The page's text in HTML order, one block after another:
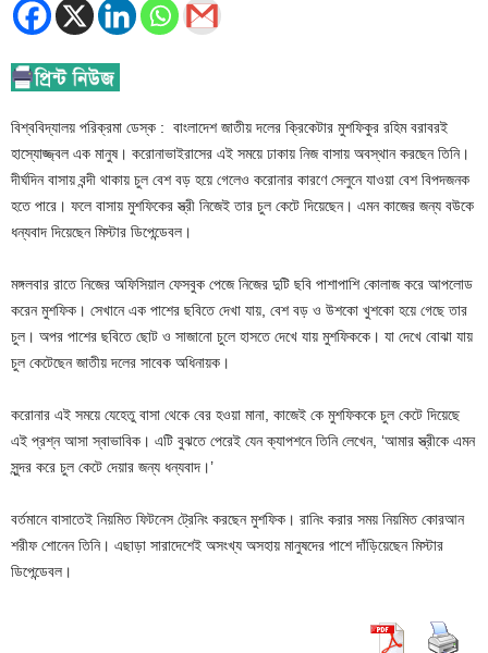
বিশ্ববিদ্যালয় পরিক্রমা ডেস্ক : বাংলাদেশ জাতীয় দলের ক্রিকেটার মুশফিকুর রহিম বরাবরই
হাস্যোজ্জ্বল এক মানুষ। করোনাভাইরাসের এই সময়ে ঢাকায় নিজ বাসায় অবস্থান করছেন তিনি।
দীর্ঘদিন বাসায় বন্দী থাকায় চুল বেশ বড় হয়ে গেলেও করোনার কারণে সেলুনে যাওয়া বেশ বিপদজনক
হতে পারে। ফলে বাসায় মুশফিকের স্ত্রী নিজেই তার চুল কেটে দিয়েছেন। এমন কাজের জন্য বউকে
ধন্যবাদ দিয়েছেন মিস্টার ডিপেন্ডেবল।
মঙ্গলবার রাতে নিজের অফিসিয়াল ফেসবুক পেজে নিজের দুটি ছবি পাশাপাশি কোলাজ করে আপলোড
করেন মুশফিক। সেখানে এক পাশের ছবিতে দেখা যায়, বেশ বড় ও উশকো খুশকো হয়ে গেছে তার
চুল। অপর পাশের ছবিতে ছোট ও সাজানো চুলে হাসতে দেখে যায় মুশফিককে। যা দেখে বোঝা যায়
চুল কেটেছেন জাতীয় দলের সাবেক অধিনায়ক।
করোনার এই সময়ে যেহেতু বাসা থেকে বের হওয়া মানা, কাজেই কে মুশফিককে চুল কেটে দিয়েছে
এই প্রশ্ন আসা স্বাভাবিক। এটি বুঝতে পেরেই যেন ক্যাপশনে তিনি লেখেন, ‘আমার স্ত্রীকে এমন
সুন্দর করে চুল কেটে দেয়ার জন্য ধন্যবাদ।’
বর্তমানে বাসাতেই নিয়মিত ফিটনেস ট্রেনিং করছেন মুশফিক। রানিং করার সময় নিয়মিত কোরআন
শরীফ শোনেন তিনি। এছাড়া সারাদেশেই অসংখ্য অসহায় মানুষদের পাশে দাঁড়িয়েছেন মিস্টার
ডিপেন্ডেবল।